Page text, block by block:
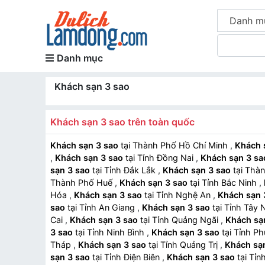
Danh mục
Danh
Khách sạn 3 sao
Khách sạn 3 sao trên toàn quốc
Khách sạn 3 sao tại Thành Phố Hồ Chí Minh , Khách
, Khách sạn 3 sao tại Tỉnh Đồng Nai , Khách sạn 3
sạn 3 sao tại Tỉnh Đắk Lắk , Khách sạn 3 sao tại
Thành Phố Huế , Khách sạn 3 sao tại Tỉnh Bắc Ninh ,
Hóa , Khách sạn 3 sao tại Tỉnh Nghệ An , Khách sạn
sao tại Tỉnh An Giang , Khách sạn 3 sao tại Tỉnh Tây
Cai , Khách sạn 3 sao tại Tỉnh Quảng Ngãi , Khách
3 sao tại Tỉnh Ninh Bình , Khách sạn 3 sao tại Tỉnh
Tháp , Khách sạn 3 sao tại Tỉnh Quảng Trị , Khách
sạn 3 sao tại Tỉnh Điện Biên , Khách sạn 3 sao tại